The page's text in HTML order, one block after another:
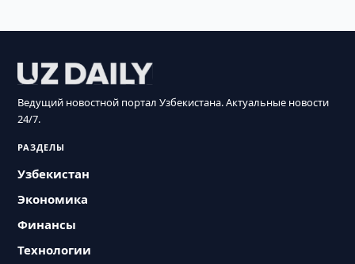
Ведущий новостной портал Узбекистана. Актуальные новости
24/7.
РАЗДЕЛЫ
Узбекистан
Экономика
Финансы
Технологии